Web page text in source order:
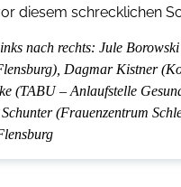
diesem schrecklichen
nach rechts: Jule
Dagmar Kistner
(TABU – Anlaufstelle
(Frauenzentrum